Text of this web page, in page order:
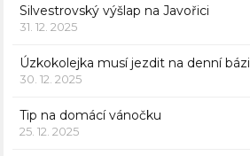
Silvestrovský výšlap na Javořici
31. 12. 2025
Úzkokolejka musí jezdit na denní bázi
30. 12. 2025
Tip na domácí vánočku
25. 12. 2025